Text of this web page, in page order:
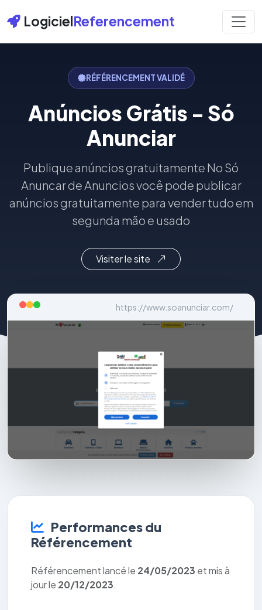
LogicielReferencement
RÉFÉRENCEMENT VALIDÉ
Anúncios Grátis - Só
Anunciar
Publique anúncios gratuitamente No Só
Anuncar de Anuncios você pode publicar
anúncios gratuitamente para vender tudo em
segunda mão e usado
Visiter le site
https://www.soanunciar.com/
Performances du
Référencement
Référencement lancé le 24/05/2023 et mis à
jour le 20/12/2023.